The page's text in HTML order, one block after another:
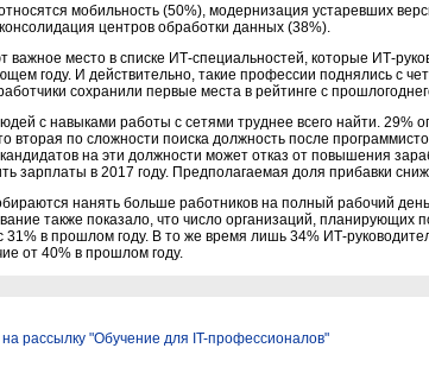
мобильность (50%), модернизация устаревших
центров обработки данных (38%).
место в списке ИТ-специальностей, которые ИТ-
году. И действительно, такие профессии поднялись с
сохранили первые места в рейтинге с
с навыками работы с сетями труднее всего найти. 29%
вторая по сложности поиска должность после
на эти должности может отказ от повышения
зарплаты в 2017 году. Предполагаемая доля прибавки
нанять больше работников на полный рабочий
также показало, что число организаций, планирующих
в прошлом году. В то же время лишь 34% ИТ-
от 40% в прошлом году.
рассылку "Обучение для IT-профессионалов"